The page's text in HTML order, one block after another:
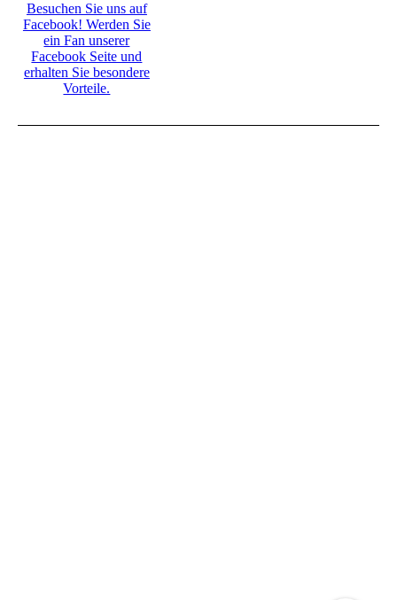
Besuchen Sie uns auf
Facebook! Werden Sie
ein Fan unserer
Facebook Seite und
erhalten Sie besondere
Vorteile.